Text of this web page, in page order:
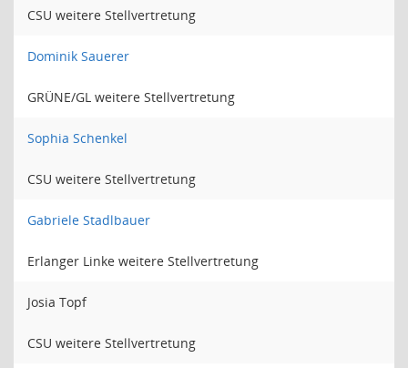
CSU weitere Stellvertretung
Dominik Sauerer
GRÜNE/GL weitere Stellvertretung
Sophia Schenkel
CSU weitere Stellvertretung
Gabriele Stadlbauer
Erlanger Linke weitere Stellvertretung
Josia Topf
CSU weitere Stellvertretung